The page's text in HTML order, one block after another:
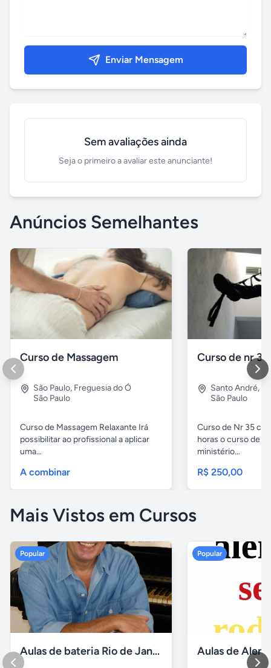
Enviar Mensagem
Sem avaliações ainda
Seja o primeiro a avaliar este anunciante!
Anúncios Semelhantes
Curso de Massagem
São Paulo, Freguesia do Ó
São Paulo
Curso de Massagem Relaxante Irá
possibilitar ao profissional a aplicar
uma...
A combinar
Curso de nr 35
Santo André,
São Paulo
Curso de Nr 35
horas o curso de
ministério...
R$ 250,00
Mais Vistos em Cursos
Popular
Aulas de bateria Rio de Janeiro
Popular